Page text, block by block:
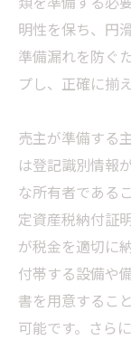
明性を保ち、円
準備漏れを防ぐ
プし、正確に揃
売主が準備する
は登記識別情報
な所有者である
定資産税納付証
が税金を適切に
付帯する設備や
書を用意するこ
可能です。さら